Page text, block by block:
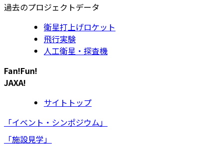
過去のプロジェクトデータ
衛星打上げロケット
飛行実験
人工衛星・探査機
Fan!Fun!
JAXA!
サイトトップ
「イベント・シンポジウム」
「施設見学」